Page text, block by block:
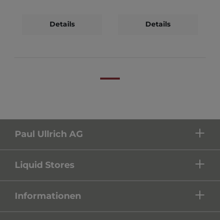
Details Details
Paul Ullrich AG
Liquid Stores
Informationen